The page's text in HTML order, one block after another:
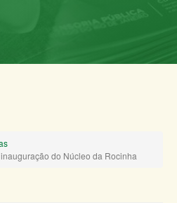
do Núcleo da Rocinha